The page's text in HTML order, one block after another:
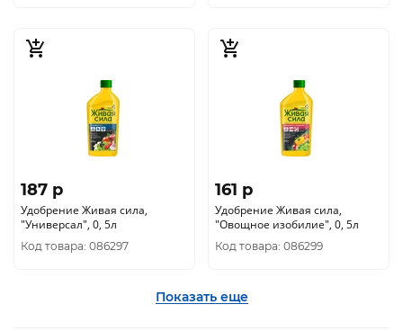
187 p
Удобрение Живая сила,
"Универсал", 0, 5л
Код товара: 086297
161 p
Удобрение Живая сила,
"Овощное изобилие", 0, 5л
Код товара: 086299
Показать еще